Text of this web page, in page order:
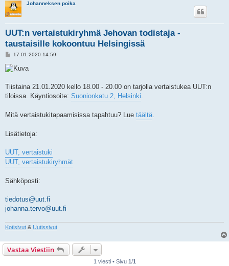
Johanneksen poika
UUT:n vertaistukiryhmä Jehovan todistaja -
taustaisille kokoontuu Helsingissä
V
e
s
i
17.01.2020 14:59
Tiistaina 21.01.2020 kello 18.00 - 20.00 on tarjolla vertaistukea UUT:n
tiloissa. Käyntiosoite: Suonionkatu 2, Helsinki
Mitä vertaistukitapaamisissa tapahtuu? Lue täältä
Lisätietoja:
UUT, vertaistuki
UUT, vertaistukiryhmät
Sähköposti:
tiedotus@uut.fi
johanna.tervo@uut.fi
Kotisivut & Uutissivut
Vastaa Viestiin
1 viesti • Sivu 1 /1